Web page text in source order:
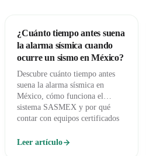
¿Cuánto tiempo antes suena
la alarma sísmica cuando
ocurre un sismo en México?
Descubre cuánto tiempo antes
suena la alarma sísmica en
México, cómo funciona el
sistema SASMEX y por qué
contar con equipos certificados
vidas.
Leer artículo